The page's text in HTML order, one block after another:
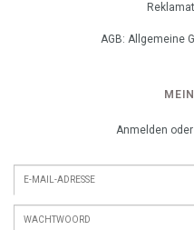
AGB: Allgemeine
Anmelden